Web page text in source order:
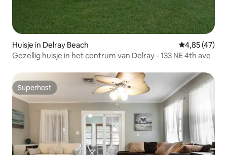
Huisje in Delray Beach Gemiddelde
4,85 (47)
Gezellig huisje in het centrum van Delray - 133 NE 4th ave
Superhost
Superhost